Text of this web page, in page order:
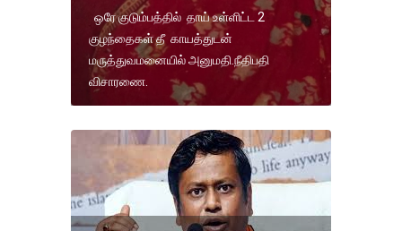
ஒரே குடும்பத்தில் தாய் உள்ளிட்ட 2
குழந்தைகள் தீ காயத்துடன்
மருத்துவமனையில் அனுமதி.நீதிபதி
விசாரணை.